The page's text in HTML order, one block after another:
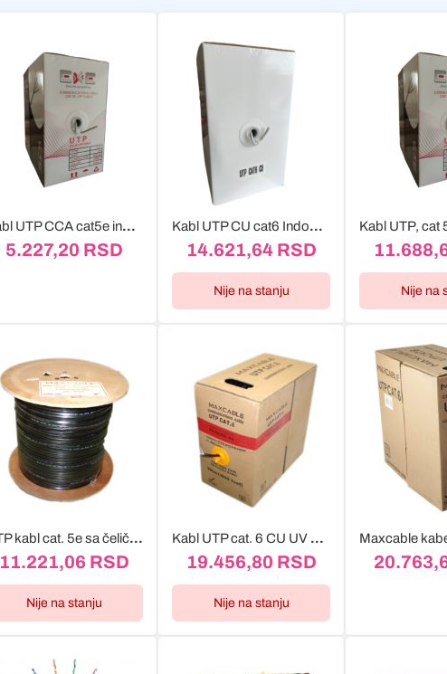
Kabl UTP CCA cat5e indoor ExeLink 305m
5.227,20 RSD
Kabl UTP CU cat6 Indoor ExeLink 305m
14.621,64 RSD
Nije na stanju Nije na
UTP kabl cat. 5e sa čeličnim messenger out, CU
11.221,06 RSD
Nije na stanju
Kabl UTP cat. 6 CU UV crni 305m
19.456,80 RSD
Nije na stanju